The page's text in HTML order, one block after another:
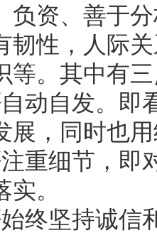
负资、善于
韧性，人际
等。其中有
动自发。即
展，同时也
重细节，即
。
终坚持诚信